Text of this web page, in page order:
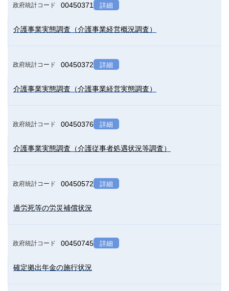
政府統計コード 00450371 詳細
介護事業実態調査（介護事業経営概況調査）
政府統計コード 00450372 詳細
介護事業実態調査（介護事業経営実態調査）
政府統計コード 00450376 詳細
介護事業実態調査（介護従事者処遇状況等調査）
政府統計コード 00450572 詳細
過労死等の労災補償状況
政府統計コード 00450745 詳細
確定拠出年金の施行状況